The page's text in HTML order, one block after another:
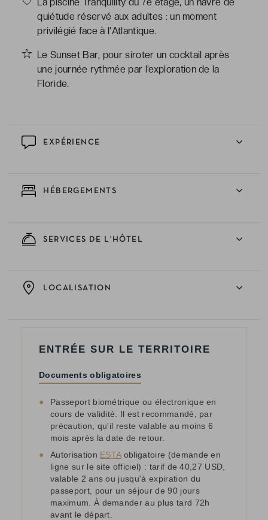
quiétude réservé aux adultes : un moment
privilégié face à l’Atlantique.
Le Sunset Bar, pour siroter un cocktail après
une journée rythmée par l’exploration de la
Floride.
EXPÉRIENCE
HÉBERGEMENTS
SERVICES DE L'HÔTEL
LOCALISATION
ENTRÉE SUR LE TERRITOIRE
Documents obligatoires
●
Passeport biométrique ou électronique en
cours de validité. Il est recommandé, par
précaution, qu'il reste valable au moins 6
mois après la date de retour.
●
Autorisation ESTAobligatoire (demande en
ligne sur le site officiel) : tarif de 40,27 USD,
valable 2 ans ou jusqu'à expiration du
passeport, pour un séjour de 90 jours
maximum. À demander au plus tard 72h
avant le départ.